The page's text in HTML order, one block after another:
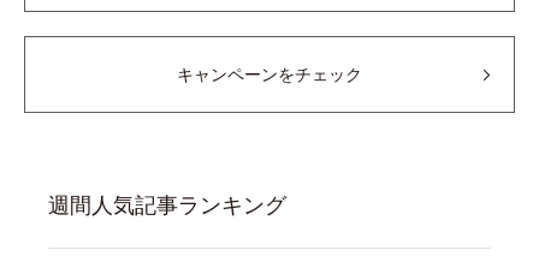
キャンペーンをチェック
週間人気記事ランキング